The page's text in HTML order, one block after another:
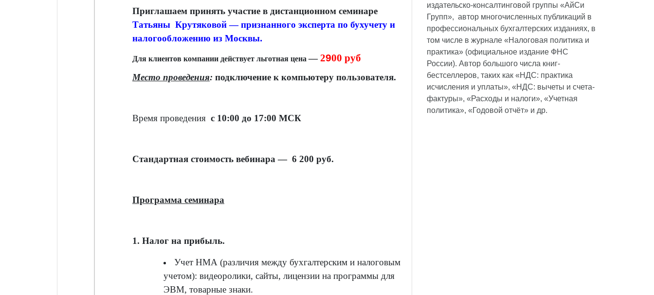
Приглашаем принять участие в дистанционном семинаре
Татьяны Крутяковой —признанного эксперта по бухучету и
налогообложению из Москвы.
Для клиентов компании действует льготная цена—2900 руб
Место проведения: подключение к компьютеру пользователя.
Время проведения с 10:00 до 17:00 МСК
Стандартная стоимость вебинара — 6 200 руб.
Программа семинара
1. Налог на прибыль.
Учет НМА (различия между бухгалтерским и налоговым
учетом): видеоролики, сайты, лицензии на программы для
ЭВМ, товарные знаки.
издательско-консалтинговой группы «АйСи
Групп», автор многочисленных публикаций в
профессиональных бухгалтерских изданиях, в
том числе в журнале «Налоговая политика и
практика» (официальное издание ФНС
России). Автор большого числа книг-
бестселлеров, таких как «НДС: практика
исчисления и уплаты», «НДС: вычеты и счета-
фактуры», «Расходы и налоги», «Учетная
политика», «Годовой отчёт» и др.